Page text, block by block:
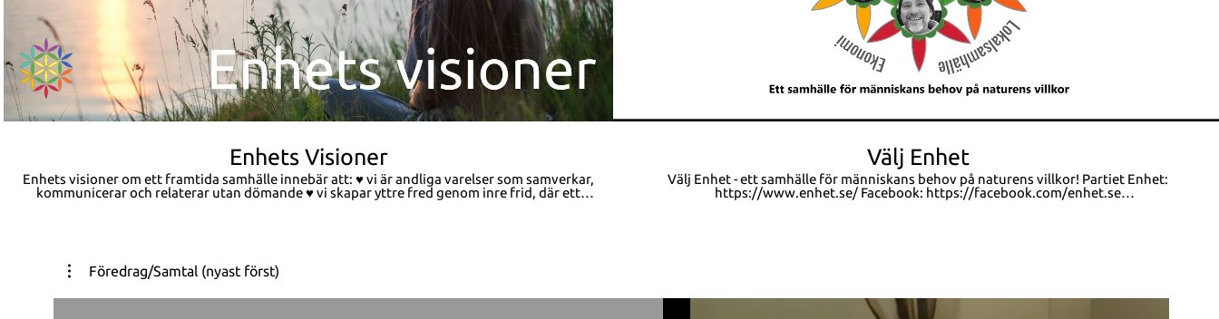
Enhets Visioner
Enhets visioner om ett framtida samhälle innebär att: ♥ vi är andliga varelser som samverkar,
kommunicerar och relaterar utan dömande ♥ vi skapar yttre fred genom inre frid, där ett
barnomsorg, handikapp- och åldringsvård samt hälsovård ♥ vi har en utbildning med
helhetssyn och med fokus på att människor ska få stöd i att utvecklas till kreativa, intuitiva
alla en meningsfull sysselsättning som gynnar både oss själva och samhället som helhet ♥ vi
Välj Enhet
Välj Enhet - ett samhälle för människans behov på naturens villkor! Partiet Enhet:
https://www.enhet.se/ Facebook: https://facebook.com/enhet.se
Föredrag/Samtal (nyast först)